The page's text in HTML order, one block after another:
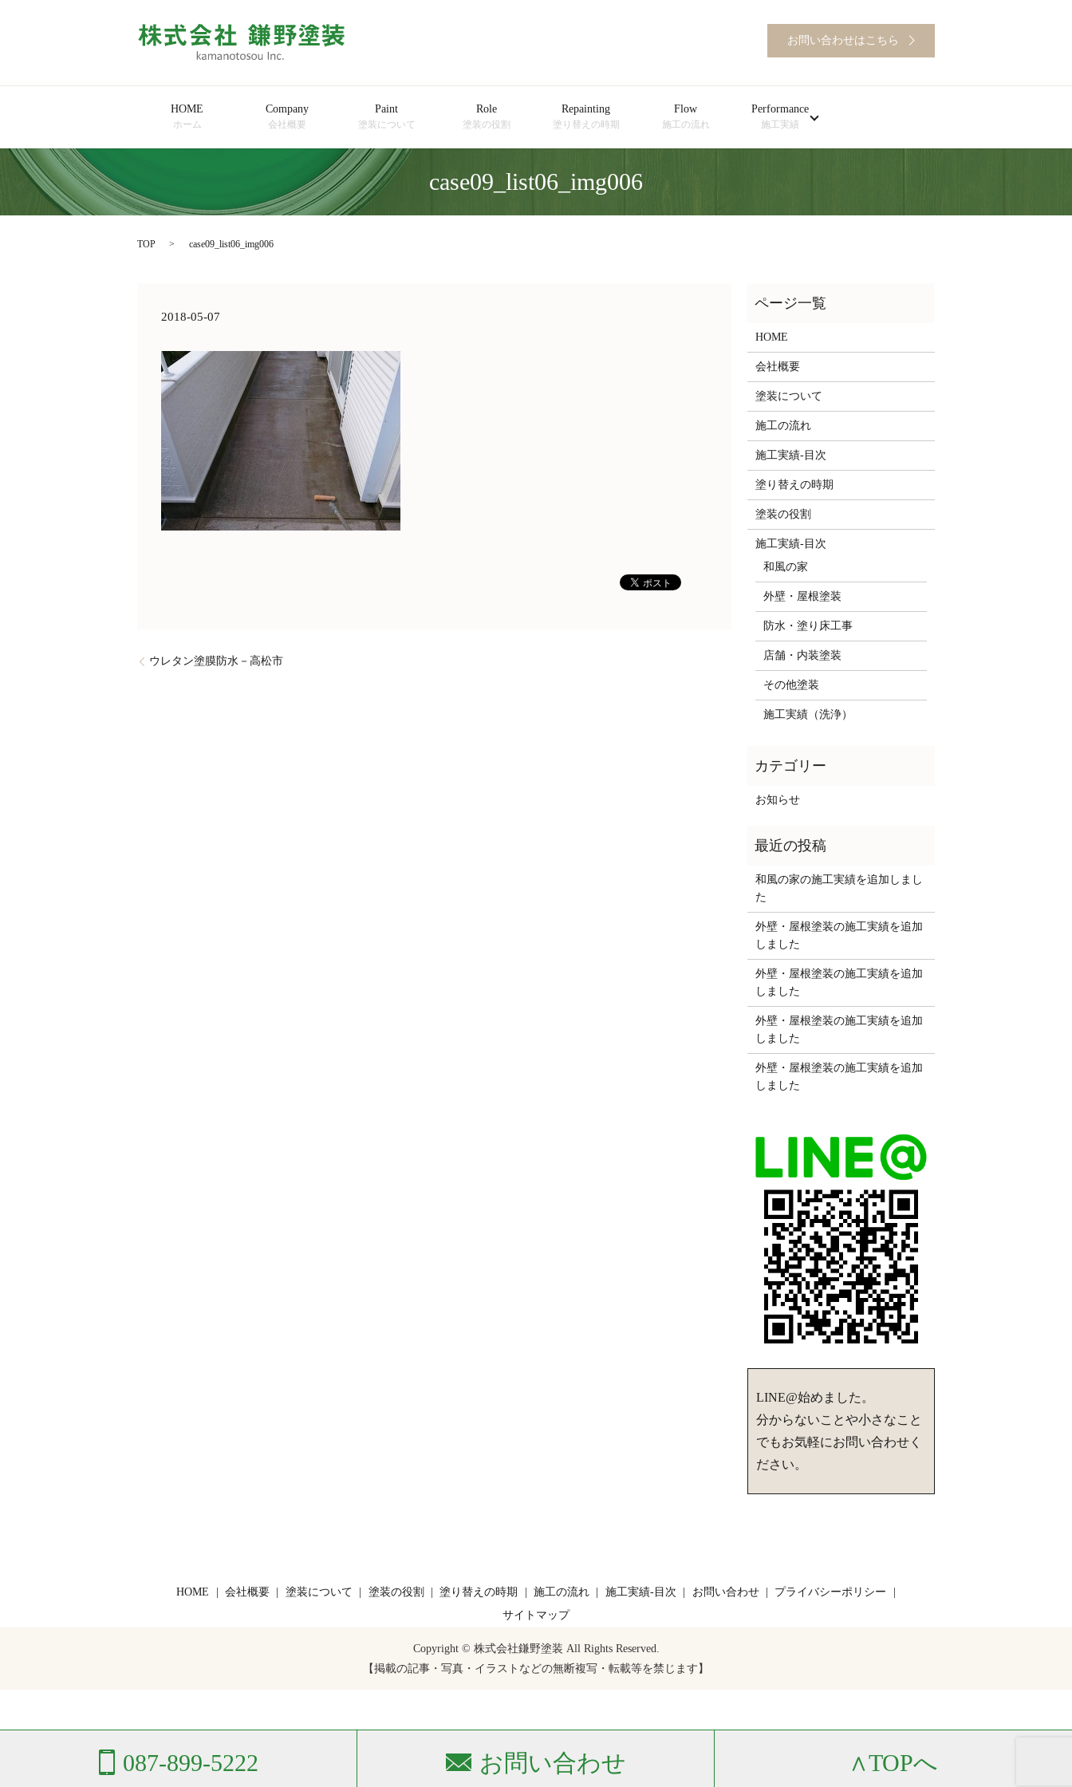
お問い合わせはこちら
HOME
ホーム
Company
会社概要
Paint
塗装について
Role
塗装の役割
Repainting
塗り替えの時期
Flow
施工の流れ
Performance
施工実績
case09_list06_img006
TOP case09_list06_img006
2018-05-07
ウレタン塗膜防水－高松市
HOME
会社概要
塗装について
施工の流れ
施工実績-目次
塗り替えの時期
塗装の役割
施工実績-目次
和風の家
外壁・屋根塗装
防水・塗り床工事
店舗・内装塗装
その他塗装
施工実績（洗浄）
お知らせ
和風の家の施工実績を追加しまし
た
外壁・屋根塗装の施工実績を追加
しました
外壁・屋根塗装の施工実績を追加
しました
外壁・屋根塗装の施工実績を追加
しました
外壁・屋根塗装の施工実績を追加
しました
LINE@始めました。
分からないことや小さなこと
でもお気軽にお問い合わせく
ださい。
087-899-5222 お問い合わせ ∧TOPへ
HOME 会社概要 塗装について 塗装の役割 塗り替えの時期 施工の流れ 施工実績-目次 お問い合わせ
プライバシーポリシー
サイトマップ
Copyright © 株式会社鎌野塗装 All Rights Reserved.
【掲載の記事・写真・イラストなどの無断複写・転載等を禁じます】